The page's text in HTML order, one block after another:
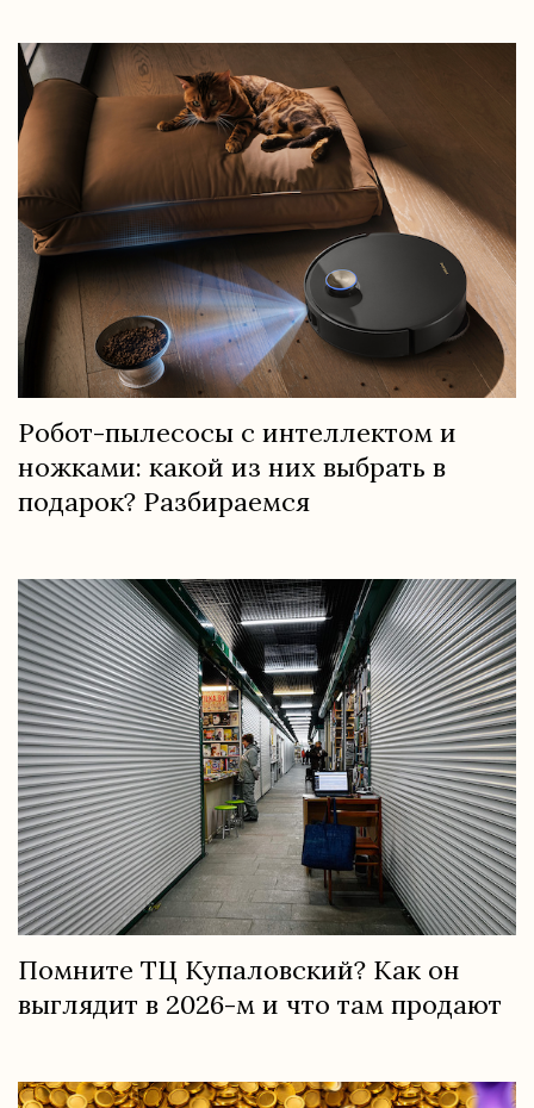
Робот-пылесосы с интеллектом и
ножками: какой из них выбрать в
подарок? Разбираемся
Помните ТЦ Купаловский? Как он
выглядит в 2026-м и что там продают